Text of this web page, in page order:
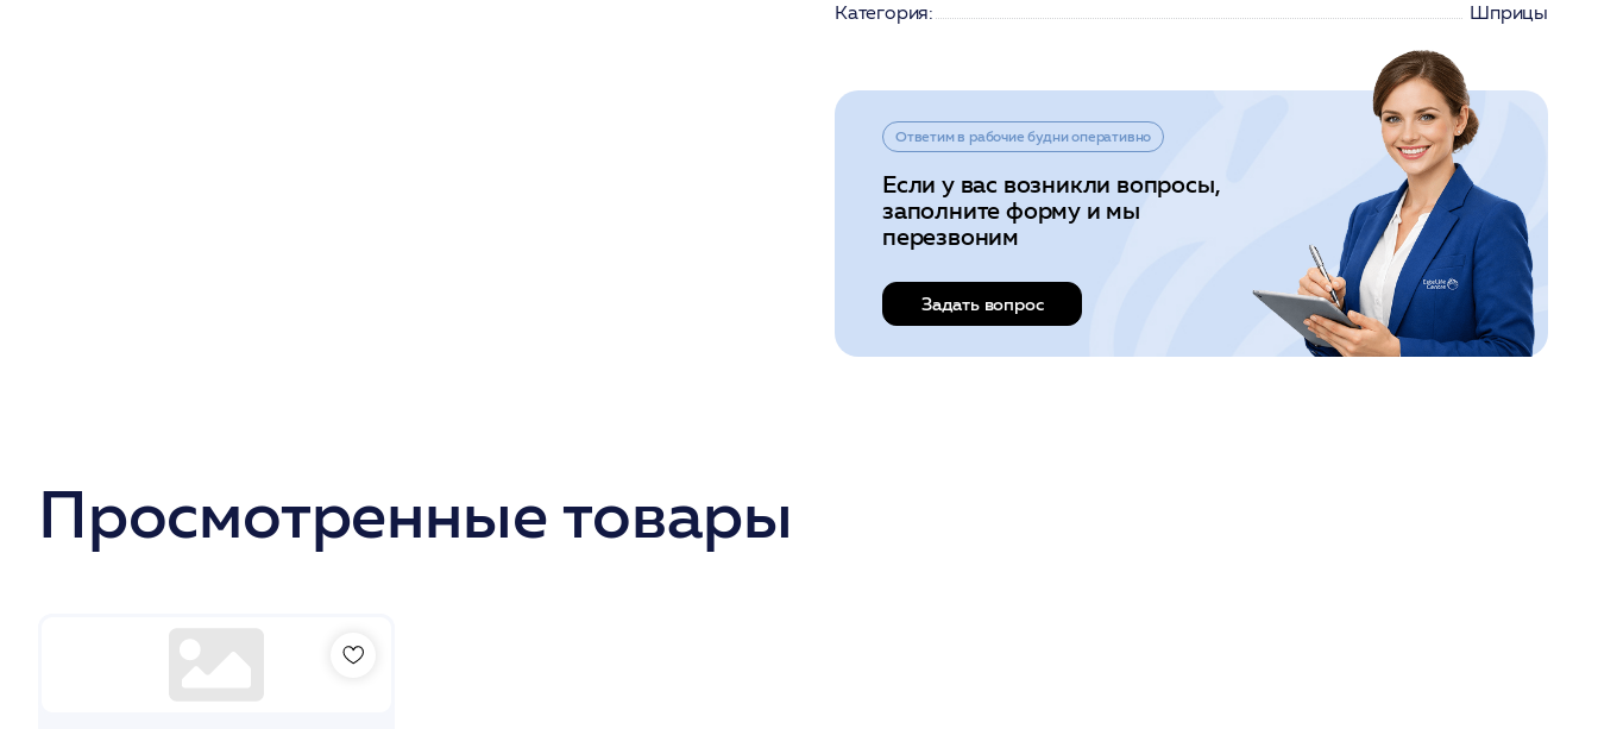
Категория: Шприцы
Ответим в рабочие будни оперативно
Если у вас возникли вопросы,
заполните форму и мы
перезвоним
Задать вопрос
Просмотренные товары